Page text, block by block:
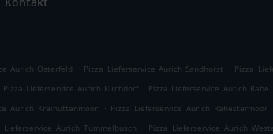
Aurich Osterfeld . Pizza Lieferservice Aurich Sandhorst . Pizza
Pizza Lieferservice Aurich Kirchdorf . Pizza Lieferservice Aurich Rahe
Aurich Kreihüttenmoor . Pizza Lieferservice Aurich Rahestermoor
Lieferservice Aurich Tummelbusch . Pizza Lieferservice Aurich